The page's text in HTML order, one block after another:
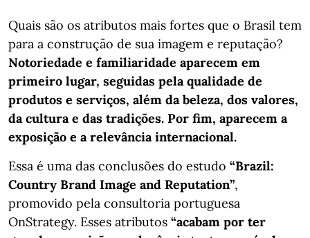
Quais são os atributos mais fortes que o Brasil tem
para a construção de sua imagem e reputação?
Notoriedade e familiaridade aparecem em
primeiro lugar, seguidas pela qualidade de
produtos e serviços, além da beleza, dos valores,
da cultura e das tradições. Por fim, aparecem a
exposição e a relevância internacional.
Essa é uma das conclusões do estudo “Brazil:
Country Brand Image and Reputation”,
promovido pela consultoria portuguesa
OnStrategy. Esses atributos “acabam por ter